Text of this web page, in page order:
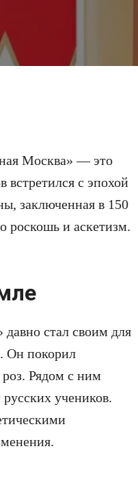
Москва» — это
встретился с эпохой
заключенная в 150
роскошь и аскетизм.
стал своим для
Он покорил
Рядом с ним
учеников.